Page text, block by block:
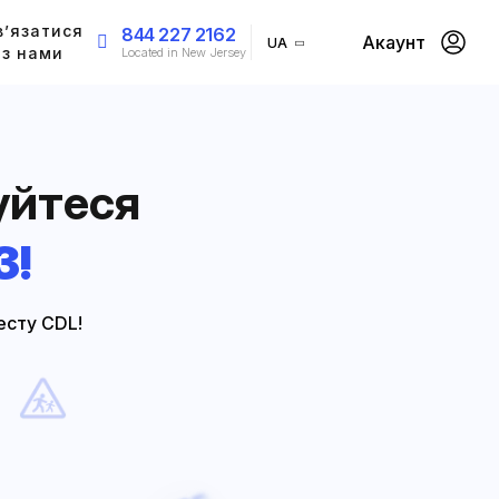
з нами
844 227 2162
Located in New Jersey
UA Акаунт
CDL!